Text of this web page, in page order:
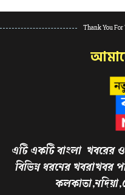
Thank You
এটি একটি বাংলা খবরের
বিভিন্ন ধরনের খবরাখবর